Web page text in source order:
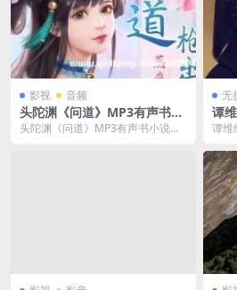
影视 音频
头陀渊《问道》MP3有声书小
说-百度云网盘下载
头陀渊《问道》MP3有声书小说，
无
谭
百
谭维
GB